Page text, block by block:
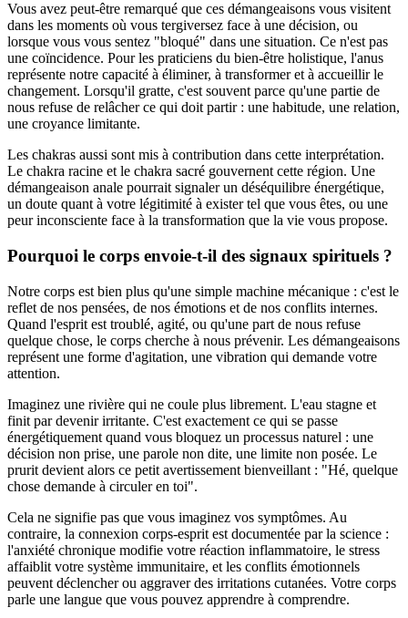
Vous avez peut-être remarqué que ces démangeaisons vous visitent
dans les moments où vous tergiversez face à une décision, ou
lorsque vous vous sentez "bloqué" dans une situation. Ce n'est pas
une coïncidence. Pour les praticiens du bien-être holistique, l'anus
représente notre capacité à éliminer, à transformer et à accueillir le
changement. Lorsqu'il gratte, c'est souvent parce qu'une partie de
nous refuse de relâcher ce qui doit partir : une habitude, une relation,
une croyance limitante.
Les chakras aussi sont mis à contribution dans cette interprétation.
Le chakra racine et le chakra sacré gouvernent cette région. Une
démangeaison anale pourrait signaler un déséquilibre énergétique,
un doute quant à votre légitimité à exister tel que vous êtes, ou une
peur inconsciente face à la transformation que la vie vous propose.
Pourquoi le corps envoie-t-il des signaux spirituels ?
Notre corps est bien plus qu'une simple machine mécanique : c'est le
reflet de nos pensées, de nos émotions et de nos conflits internes.
Quand l'esprit est troublé, agité, ou qu'une part de nous refuse
quelque chose, le corps cherche à nous prévenir. Les démangeaisons
représent une forme d'agitation, une vibration qui demande votre
attention.
Imaginez une rivière qui ne coule plus librement. L'eau stagne et
finit par devenir irritante. C'est exactement ce qui se passe
énergétiquement quand vous bloquez un processus naturel : une
décision non prise, une parole non dite, une limite non posée. Le
prurit devient alors ce petit avertissement bienveillant : "Hé, quelque
chose demande à circuler en toi".
Cela ne signifie pas que vous imaginez vos symptômes. Au
contraire, la connexion corps-esprit est documentée par la science :
l'anxiété chronique modifie votre réaction inflammatoire, le stress
affaiblit votre système immunitaire, et les conflits émotionnels
peuvent déclencher ou aggraver des irritations cutanées. Votre corps
parle une langue que vous pouvez apprendre à comprendre.